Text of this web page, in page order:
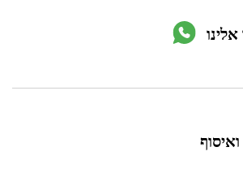
5012
מבית